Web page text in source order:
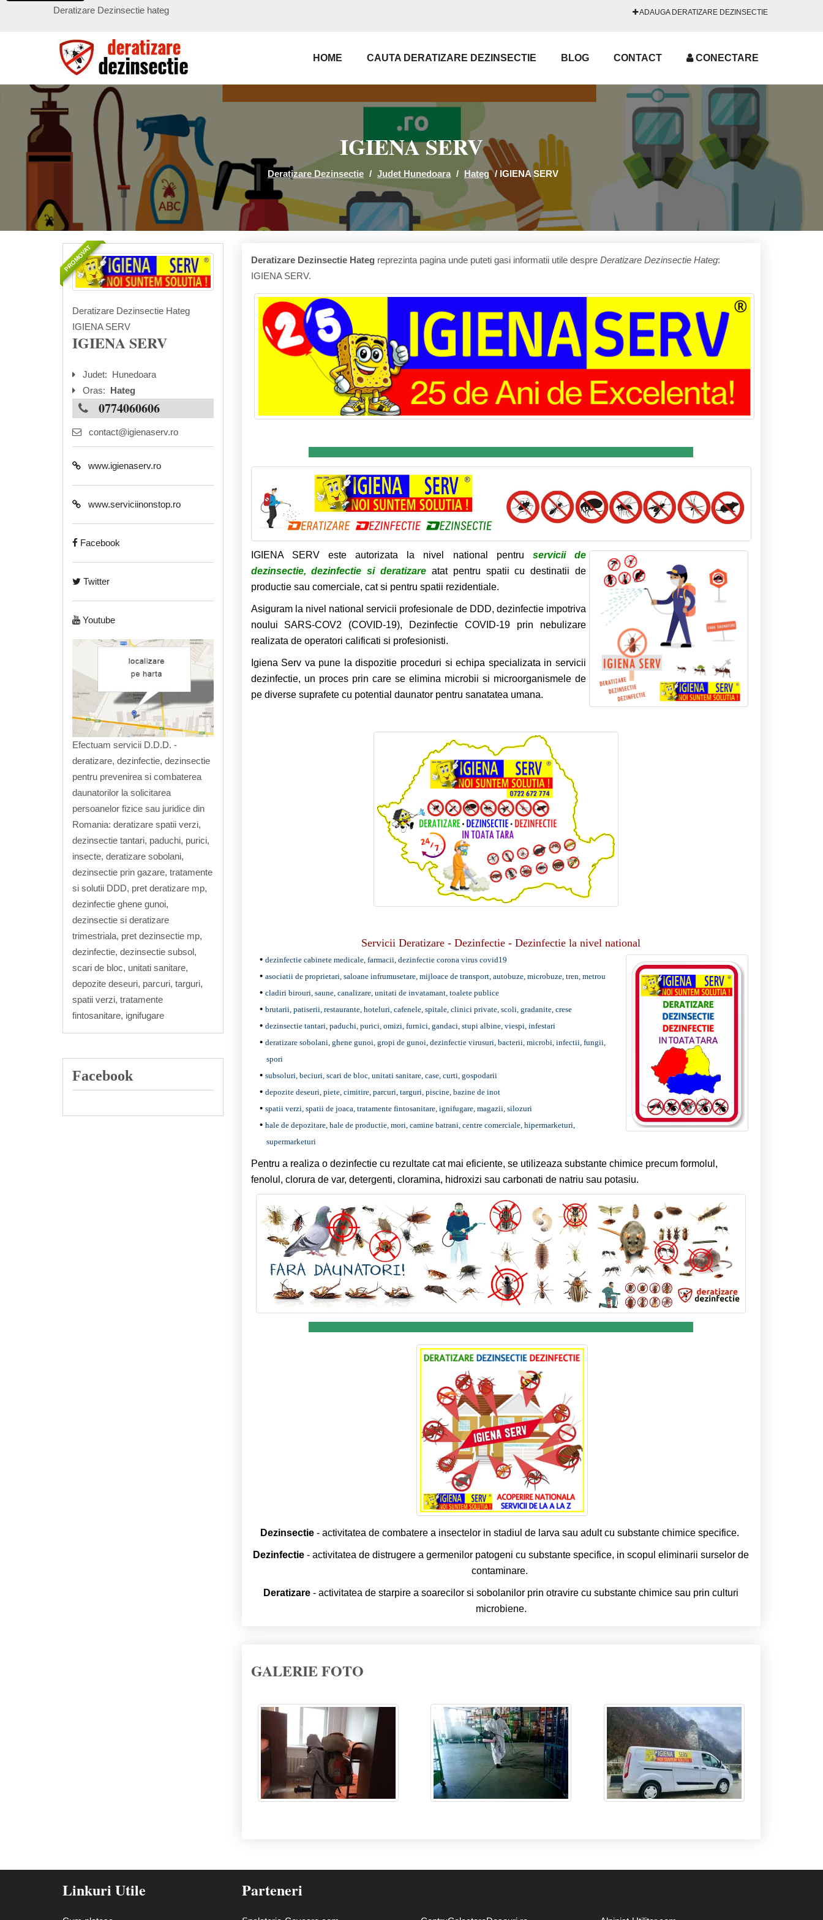
Deratizare Dezinsectie hateg ADAUGA DERATIZARE DEZINSECTIE
HOME CAUTA DERATIZARE DEZINSECTIE BLOG CONTACT CONECTARE
IGIENA SERV
Deratizare Dezinsectie / Judet Hunedoara / Hateg / IGIENA SERV
PROMOVAT
Deratizare Dezinsectie Hateg
IGIENA SERV
IGIENA SERV
Judet: Hunedoara
Oras: Hateg
0774060606
contact@igienaserv.ro
www.igienaserv.ro
www.serviciinonstop.ro
Facebook
Twitter
Youtube
Efectuam servicii D.D.D. -
deratizare, dezinfectie, dezinsectie
pentru prevenirea si combaterea
daunatorilor la solicitarea
persoanelor fizice sau juridice din
Romania: deratizare spatii verzi,
dezinsectie tantari, paduchi, purici,
insecte, deratizare sobolani,
dezinsectie prin gazare, tratamente
si solutii DDD, pret deratizare mp,
dezinfectie ghene gunoi,
dezinsectie si deratizare
trimestriala, pret dezinsectie mp,
dezinfectie, dezinsectie subsol,
scari de bloc, unitati sanitare,
depozite deseuri, parcuri, targuri,
spatii verzi, tratamente
fintosanitare, ignifugare
Facebook
Deratizare Dezinsectie Hategreprezinta pagina unde puteti gasi informatii utile despre Deratizare Dezinsectie Hateg:
IGIENA SERV.
IGIENA SERV este autorizata la nivel national pentru servicii de
dezinsectie, dezinfectie si deratizare atat pentru spatii cu destinatii de
productie sau comerciale, cat si pentru spatii rezidentiale.
Asiguram la nivel national servicii profesionale de DDD, dezinfectie impotriva
noului SARS-COV2 (COVID-19), Dezinfectie COVID-19 prin nebulizare
realizata de operatori calificati si profesionisti.
Igiena Serv va pune la dispozitie proceduri si echipa specializata in servicii
dezinfectie, un proces prin care se elimina microbii si microorganismele de
pe diverse suprafete cu potential daunator pentru sanatatea umana.
Servicii Deratizare - Dezinfectie - Dezinfectie la nivel national
dezinfectie cabinete medicale, farmacii, dezinfectie corona virus covid19
asociatii de proprietari, saloane infrumusetare, mijloace de transport, autobuze, microbuze, tren, metrou
cladiri birouri, saune, canalizare, unitati de invatamant, toalete publice
brutarii, patiserii, restaurante, hoteluri, cafenele, spitale, clinici private, scoli, gradanite, crese
dezinsectie tantari, paduchi, purici, omizi, furnici, gandaci, stupi albine, viespi, infestari
deratizare sobolani, ghene gunoi, gropi de gunoi, dezinfectie virusuri, bacterii, microbi, infectii, fungii,
spori
subsoluri, beciuri, scari de bloc, unitati sanitare, case, curti, gospodarii
depozite deseuri, piete, cimitire, parcuri, targuri, piscine, bazine de inot
spatii verzi, spatii de joaca, tratamente fintosanitare, ignifugare, magazii, silozuri
hale de depozitare, hale de productie, mori, camine batrani, centre comerciale, hipermarketuri,
supermarketuri
Pentru a realiza o dezinfectie cu rezultate cat mai eficiente, se utilizeaza substante chimice precum formolul,
fenolul, clorura de var, detergenti, cloramina, hidroxizi sau carbonati de natriu sau potasiu.
Dezinsectie - activitatea de combatere a insectelor in stadiul de larva sau adult cu substante chimice specifice.
Dezinfectie - activitatea de distrugere a germenilor patogeni cu substante specifice, in scopul eliminarii surselor de
contaminare.
Deratizare - activitatea de starpire a soarecilor si sobolanilor prin otravire cu substante chimice sau prin culturi
microbiene.
GALERIE FOTO
Linkuri Utile Parteneri